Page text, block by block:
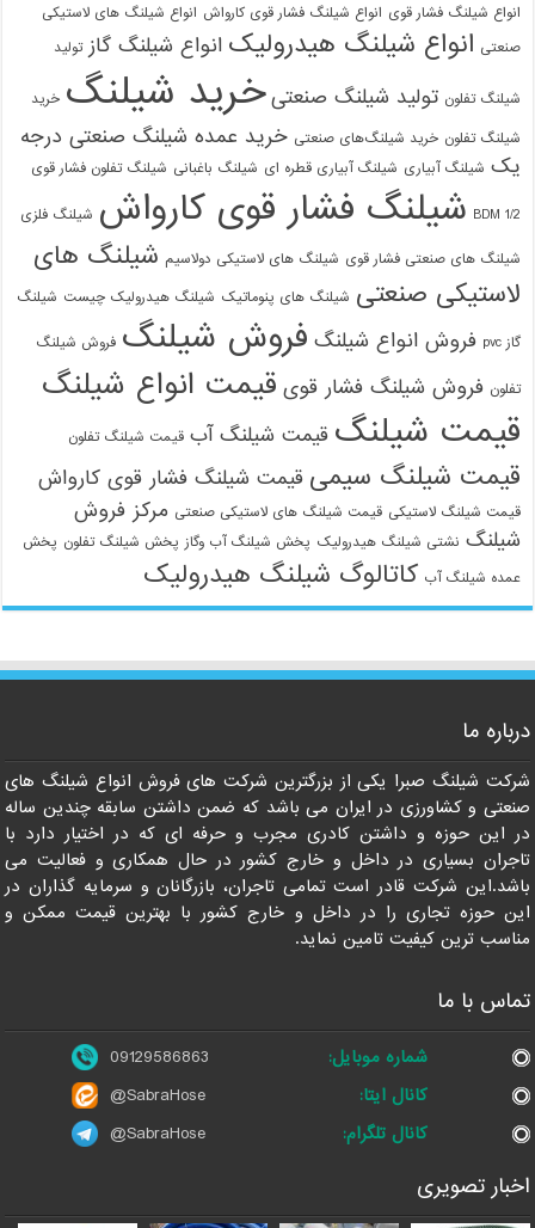
انواع شیلنگ فشار قوی انواع شیلنگ فشار قوی کارواش انواع شیلنگ های لاستیکی
صنعتی انواع شیلنگ هیدرولیک انواع شیلنگ گاز تولید
شیلنگ تفلون تولید شیلنگ صنعتی خرید شیلنگ خرید
شیلنگ تفلون خرید شیلنگ‌های صنعتی خرید عمده شیلنگ صنعتی درجه
یک شیلنگ آبیاری شیلنگ آبیاری قطره ای شیلنگ باغبانی شیلنگ تفلون فشار قوی
1/2 BDM شیلنگ فشار قوی کارواش شیلنگ فلزی
شیلنگ های صنعتی فشار قوی شیلنگ های لاستیکی دولاسیم شیلنگ های
لاستیکی صنعتی شیلنگ های پنوماتیک شیلنگ هیدرولیک چیست شیلنگ
گاز pvc فروش انواع شیلنگ فروش شیلنگ فروش شیلنگ
تفلون فروش شیلنگ فشار قوی قیمت انواع شیلنگ
قیمت شیلنگ قیمت شیلنگ آب قیمت شیلنگ تفلون
قیمت شیلنگ سیمی قیمت شیلنگ فشار قوی کارواش
قیمت شیلنگ لاستیکی قیمت شیلنگ های لاستیکی صنعتی مرکز فروش
شیلنگ نشتی شیلنگ هیدرولیک پخش شیلنگ آب وگاز پخش شیلنگ تفلون پخش
عمده شیلنگ آب کاتالوگ شیلنگ هیدرولیک
درباره ما
شرکت شیلنگ صبرا یکی از بزرگترین شرکت های فروش انواع شیلنگ های
صنعتی و کشاورزی در ایران می باشد که ضمن داشتن سابقه چندین ساله
در این حوزه و داشتن کادری مجرب و حرفه ای که در اختیار دارد با
تاجران بسیاری در داخل و خارج کشور در حال همکاری و فعالیت می
باشد.این شرکت قادر است تمامی تاجران، بازرگانان و سرمایه گذاران در
این حوزه تجاری را در داخل و خارج کشور با بهترین قیمت ممکن و
مناسب ترین کیفیت تامین نماید.
تماس با ما
شماره موبایل:
09129586863
کانال ایتا:
@SabraHose
کانال تلگرام:
@SabraHose
اخبار تصویری
09129586863